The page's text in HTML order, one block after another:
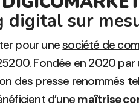
digital sur
pour unesociété de
Fondée en 2020 par
des presse renommés
d’une maîtrise